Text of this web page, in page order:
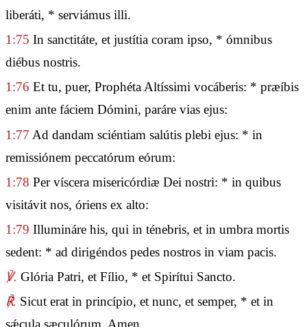
liberáti, * serviámus illi.
1:75 In sanctitáte, et justítia coram ipso, * ómnibus
diébus nostris.
1:76 Et tu, puer, Prophéta Altíssimi vocáberis: * præíbis
enim ante fáciem Dómini, paráre vias ejus:
1:77 Ad dandam sciéntiam salútis plebi ejus: * in
remissiónem peccatórum eórum:
1:78 Per víscera misericórdiæ Dei nostri: * in quibus
visitávit nos, óriens ex alto:
1:79 Illumináre his, qui in ténebris, et in umbra mortis
sedent: * ad dirigéndos pedes nostros in viam pacis.
℣. Glória Patri, et Fílio, * et Spirítui Sancto.
℟. Sicut erat in princípio, et nunc, et semper, * et in